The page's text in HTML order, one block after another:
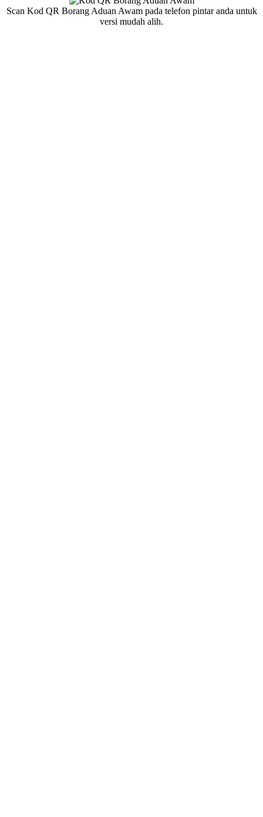
Scan Kod QR Borang Aduan Awam pada telefon pintar anda untuk
versi mudah alih.